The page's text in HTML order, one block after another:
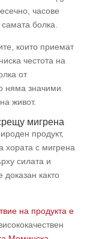
часове
болка.
които приемат
честота на
от
няма значими
живот.
мигрена
продукт,
хората с мигрена
силата и
доказан както
на продукта е